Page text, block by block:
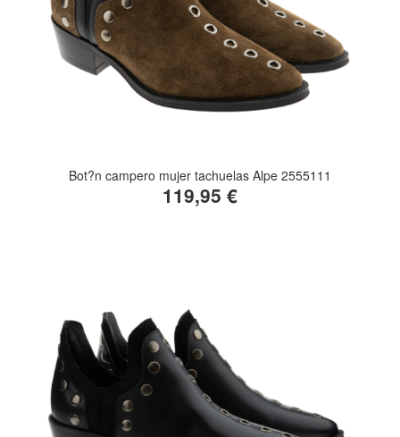
Bot?n campero mujer tachuelas Alpe 2555111
119,95 €